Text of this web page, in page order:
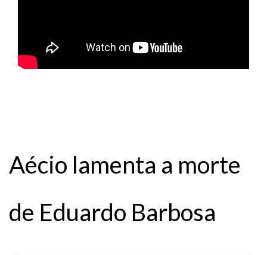
Aécio lamenta a morte
de Eduardo Barbosa